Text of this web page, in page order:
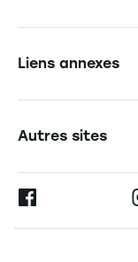
La recherche
Liens annexes
Autres sites
Ernest